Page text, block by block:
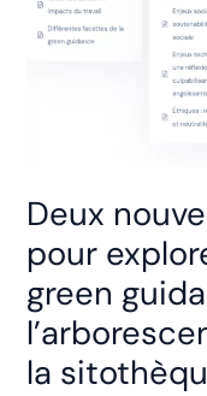
Deux
pour
green
la